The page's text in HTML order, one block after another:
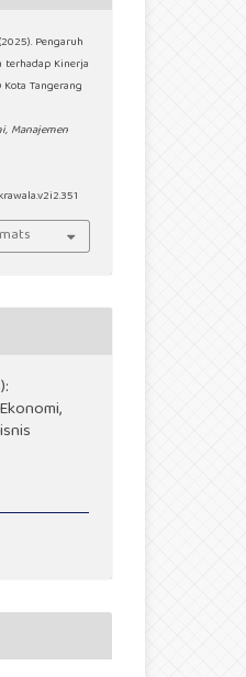
Pengaruh
terhadap Kinerja
Tangerang
Manajemen